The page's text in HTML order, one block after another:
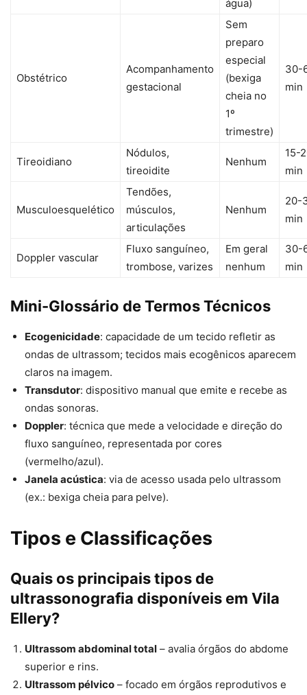
água)
Obstétrico
Acompanhamento
gestacional
Sem
preparo
especial
(bexiga
cheia no
1º
trimestre)
30-
min
Tireoidiano
Nódulos,
tireoidite
Nenhum
15-
min
Musculoesquelético
Tendões,
músculos,
articulações
Nenhum
20-
min
Doppler vascular
Fluxo sanguíneo,
trombose, varizes
Em geral
nenhum
30-
min
Mini-Glossário de Termos Técnicos
Ecogenicidade: capacidade de um tecido refletir as
ondas de ultrassom; tecidos mais ecogênicos aparecem
claros na imagem.
Transdutor: dispositivo manual que emite e recebe as
ondas sonoras.
Doppler: técnica que mede a velocidade e direção do
fluxo sanguíneo, representada por cores
(vermelho/azul).
Janela acústica: via de acesso usada pelo ultrassom
(ex.: bexiga cheia para pelve).
Tipos e Classificações
Quais os principais tipos de
ultrassonografia disponíveis em Vila
Ellery?
Ultrassom abdominal total – avalia órgãos do abdome
superior e rins.
Ultrassom pélvico – focado em órgãos reprodutivos e